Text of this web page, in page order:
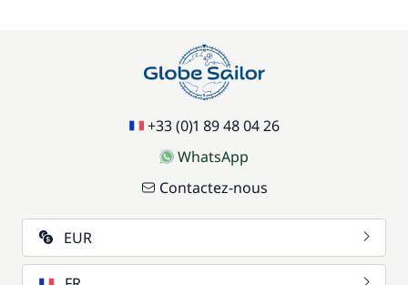
Boissons non alcoolisées
Transfert 50,00 €
/ jour
+33 (0)1 89 48 04 26
WhatsApp
Contactez-nous
EUR